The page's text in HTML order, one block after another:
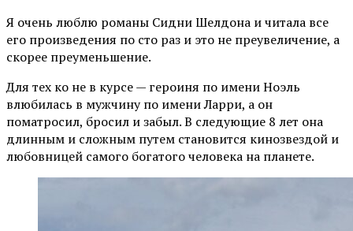
Я очень люблю романы Сидни Шелдона и читала все
его произведения по сто раз и это не преувеличение, а
скорее преуменьшение.
Для тех ко не в курсе — героиня по имени Ноэль
влюбилась в мужчину по имени Ларри, а он
поматросил, бросил и забыл. В следующие 8 лет она
длинным и сложным путем становится кинозвездой и
любовницей самого богатого человека на планете.